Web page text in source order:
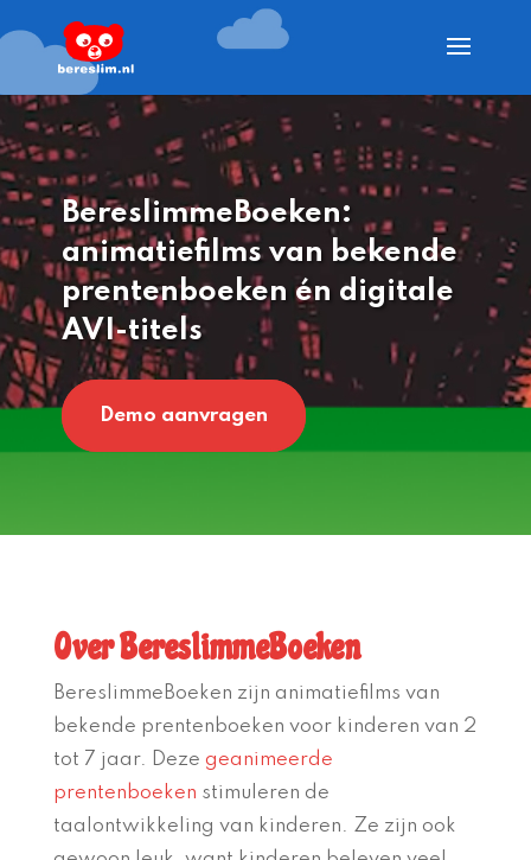
BereslimmeBoeken:
animatiefilms van bekende
prentenboeken én digitale
AVI-titels
Demo aanvragen
Over BereslimmeBoeken
BereslimmeBoeken zijn animatiefilms van
bekende prentenboeken voor kinderen van 2
tot 7 jaar. Deze geanimeerde
prentenboeken stimuleren de
taalontwikkeling van kinderen. Ze zijn ook